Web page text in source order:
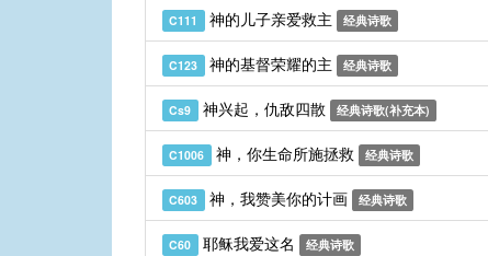
C111 神的儿子亲爱救主 经典诗歌
C123 神的基督荣耀的主 经典诗歌
Cs9 神兴起，仇敌四散 经典诗歌(补充本)
C1006 神，你生命所施拯救 经典诗歌
C603 神，我赞美你的计画 经典诗歌
C60 耶稣我爱这名 经典诗歌